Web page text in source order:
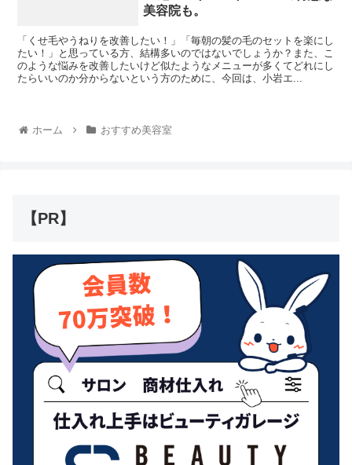
美容院も。
「くせ毛やうねりを改善したい！」「毎朝の髪の毛のセットを楽にし
たい！」と思っている方、結構多いのではないでしょうか？また、こ
のような悩みを改善したいけど似たようなメニューが多くてどれにし
たらいいのか分からないという方のために、今回は、小岩エ...
ホーム おすすめ美容室
【PR】